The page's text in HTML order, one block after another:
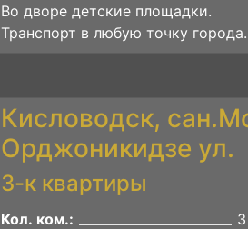
Во дворе детские площадки.
Транспорт в любую точку города.
Кисловодск,
Орджоникидзе ул.
3-к квартиры
Кол. ком.:
3